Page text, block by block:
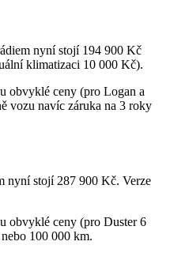
nyní stojí 194 900 Kč
klimatizaci 10 000 Kč).
obvyklé ceny (pro Logan a
vozu navíc záruka na 3 roky
nyní stojí 287 900 Kč. Verze
obvyklé ceny (pro Duster 6
100 000 km.